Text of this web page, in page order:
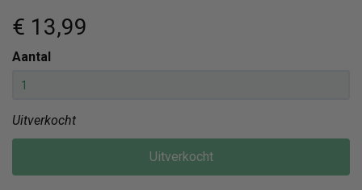
€ 13,99
Aantal
Uitverkocht
Uitverkocht